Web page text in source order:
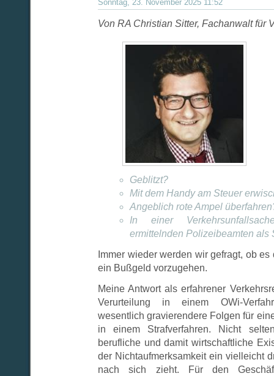
Sonntag, 23. November 2025 11:52
Von RA Christian Sitter, Fachanwalt für
Geblitzt?
Mit dem Handy am Steuer
Angeblich rote Ampel
In einer
ermittelnden Polizeibeamten als
Immer wieder werden wir gefragt, ob
ein Bußgeld vorzugehen.
Meine Antwort als erfahrener
Verurteilung in einem OWi-
wesentlich gravierendere Folgen für
in einem Strafverfahren. Nicht
berufliche und damit wirtschaftliche
der Nichtaufmerksamkeit ein vielleicht
nach sich zieht. Für den